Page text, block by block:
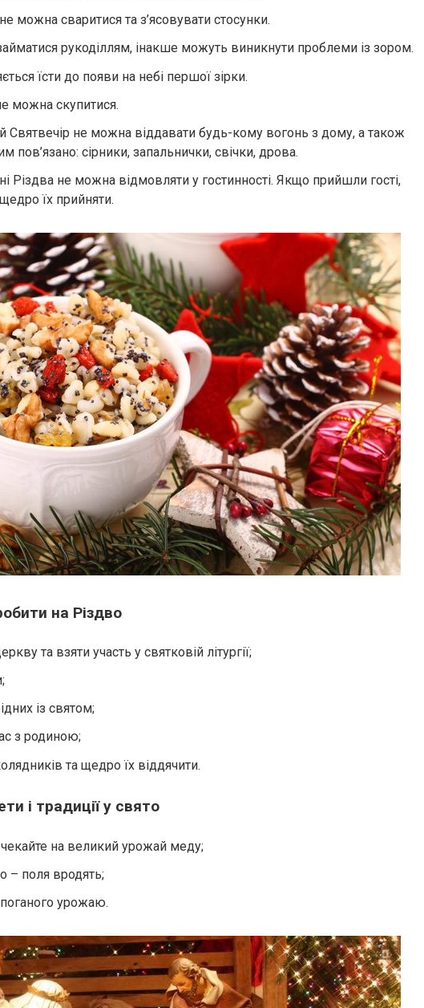
можна сваритися та з’ясовувати стосунки.
рукоділлям, інакше можуть виникнути проблеми із зором.
їсти до появи на небі першої зірки.
можна скупитися.
Святвечір не можна віддавати будь-кому вогонь з дому, а також
пов’язано: сірники, запальнички, свічки, дрова.
Різдва не можна відмовляти у гостинності. Якщо прийшли гості,
їх прийняти.
на Різдво
та взяти участь у святковій літургії;
із святом;
з родиною;
та щедро їх віддячити.
і традиції у свято
на великий урожай меду;
– поля вродять;
урожаю.